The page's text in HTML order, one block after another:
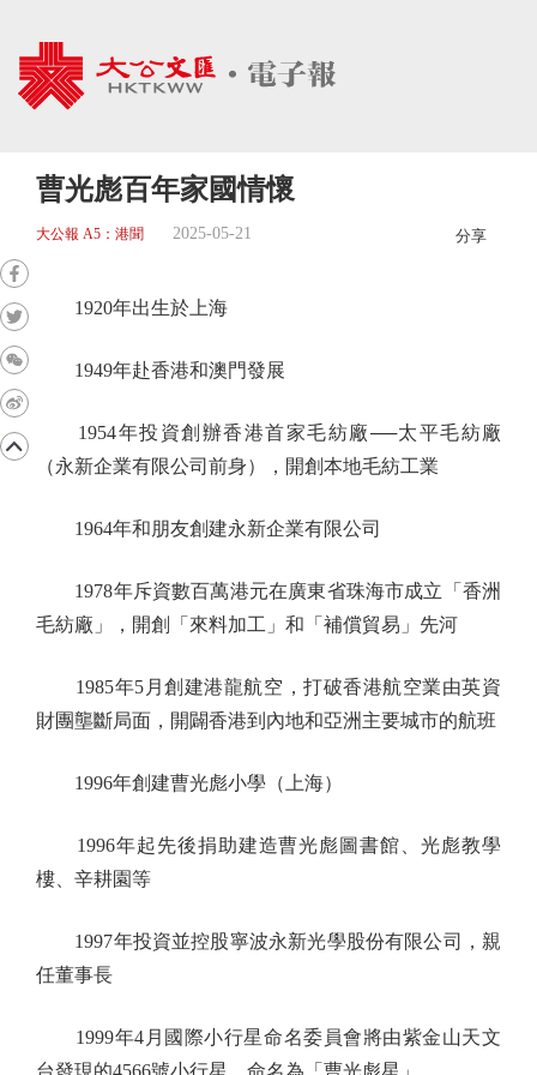
曹光彪百年家國情懷
大公報 A5：港聞 2025-05-21 分享
1920年出生於上海
1949年赴香港和澳門發展
1954年投資創辦香港首家毛紡廠──太平毛紡廠
（永新企業有限公司前身），開創本地毛紡工業
1964年和朋友創建永新企業有限公司
1978年斥資數百萬港元在廣東省珠海市成立「香洲
毛紡廠」，開創「來料加工」和「補償貿易」先河
1985年5月創建港龍航空，打破香港航空業由英資
財團壟斷局面，開闢香港到內地和亞洲主要城市的航班
1996年創建曹光彪小學（上海）
1996年起先後捐助建造曹光彪圖書館、光彪教學
樓、辛耕園等
1997年投資並控股寧波永新光學股份有限公司，親
任董事長
1999年4月國際小行星命名委員會將由紫金山天文